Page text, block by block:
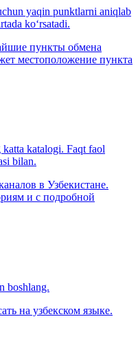
yaqin punktlarni aniqlab
ko‘rsatadi.
пункты обмена
местоположение пункта
katalogi. Faqt faol
bilan.
в Узбекистане.
и с подробной
boshlang.
на узбекском языке.